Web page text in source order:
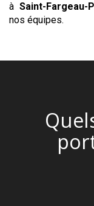
àSaint-Fargeau-
nos équipes.